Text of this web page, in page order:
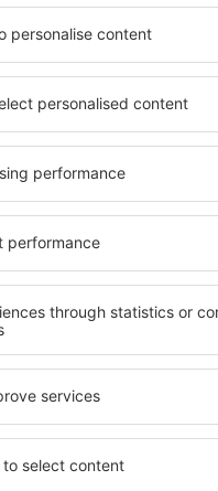
astfel încât
sale. Preferați
hoteluri
puteți rezerva
destinația şi
și opțiunile
aproape de
de
lungă sau
să vizitaţi şi alte
și
sau călătorie de